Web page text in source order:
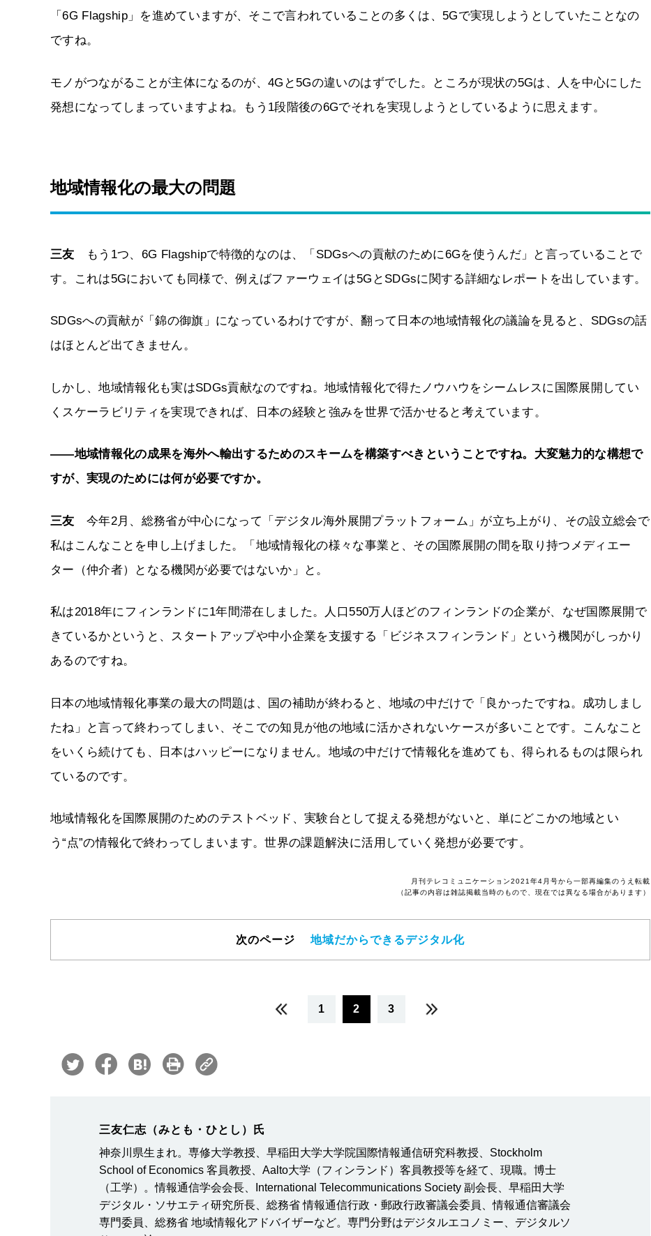
「6G Flagship」を進めていますが、そこで言われていることの多くは、5Gで実現しようとしていたことなの
ですね。
モノがつながることが主体になるのが、4Gと5Gの違いのはずでした。ところが現状の5Gは、人を中心にした
発想になってしまっていますよね。もう1段階後の6Gでそれを実現しようとしているように思えます。
地域情報化の最大の問題
三友 もう1つ、6G Flagshipで特徴的なのは、「SDGsへの貢献のために6Gを使うんだ」と言っていることで
す。これは5Gにおいても同様で、例えばファーウェイは5GとSDGsに関する詳細なレポートを出しています。
SDGsへの貢献が「錦の御旗」になっているわけですが、翻って日本の地域情報化の議論を見ると、SDGsの話
はほとんど出てきません。
しかし、地域情報化も実はSDGs貢献なのですね。地域情報化で得たノウハウをシームレスに国際展開してい
くスケーラビリティを実現できれば、日本の経験と強みを世界で活かせると考えています。
――地域情報化の成果を海外へ輸出するためのスキームを構築すべきということですね。大変魅力的な構想で
すが、実現のためには何が必要ですか。
三友 今年2月、総務省が中心になって「デジタル海外展開プラットフォーム」が立ち上がり、その設立総会で
私はこんなことを申し上げました。「地域情報化の様々な事業と、その国際展開の間を取り持つメディエー
ター（仲介者）となる機関が必要ではないか」と。
私は2018年にフィンランドに1年間滞在しました。人口550万人ほどのフィンランドの企業が、なぜ国際展開で
きているかというと、スタートアップや中小企業を支援する「ビジネスフィンランド」という機関がしっかり
あるのですね。
日本の地域情報化事業の最大の問題は、国の補助が終わると、地域の中だけで「良かったですね。成功しまし
たね」と言って終わってしまい、そこでの知見が他の地域に活かされないケースが多いことです。こんなこと
をいくら続けても、日本はハッピーになりません。地域の中だけで情報化を進めても、得られるものは限られ
ているのです。
地域情報化を国際展開のためのテストベッド、実験台として捉える発想がないと、単にどこかの地域とい
う“点”の情報化で終わってしまいます。世界の課題解決に活用していく発想が必要です。
月刊テレコミュニケーション2021年4月号から一部再編集のうえ転載
（記事の内容は雑誌掲載当時のもので、現在では異なる場合があります）
次のページ 地域だからできるデジタル化
1 2 3
三友仁志（みとも・ひとし）氏
神奈川県生まれ。専修大学教授、早稲田大学大学院国際情報通信研究科教授、Stockholm
School of Economics 客員教授、Aalto大学（フィンランド）客員教授等を経て、現職。博士
（工学）。情報通信学会会長、International Telecommunications Society 副会長、早稲田大学
デジタル・ソサエティ研究所長、総務省 情報通信行政・郵政行政審議会委員、情報通信審議会
専門委員、総務省 地域情報化アドバイザーなど。専門分野はデジタルエコノミー、デジタルソ